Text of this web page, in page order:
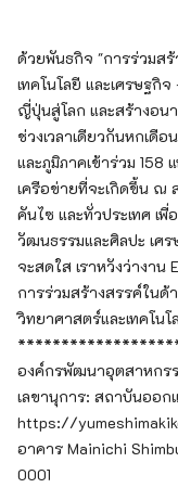
ด้วยพันธกิจ "การร่วมส
เทคโนโลยี และเศรษฐ
ญี่ปุ่นสู่โลก และสร้างอน
ช่วงเวลาเดียวกันหกเดือ
และภูมิภาคเข้าร่วม 158
เครือข่ายที่จะเกิดขึ้น ณ
คันไซ และทั่วประเทศ เ
วัฒนธรรมและศิลปะ เศ
จะสดใส เราหวังว่างาน
การร่วมสร้างสรรค์ใน
วิทยาศาสตร์และเทคโน
องค์กรพัฒนาอุตสาหกรร
เลขานุการ: สถาบันออก
https://
อาคาร Mainichi
0001